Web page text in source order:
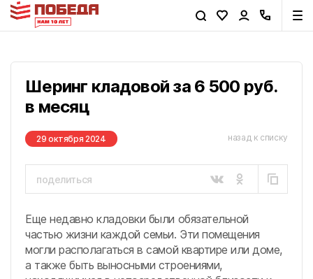
вечером
завтра
Шеринг кладовой за 6 500 руб.
в месяц
назад к списку
29 октября 2024
поделиться
Еще недавно кладовки были обязательной
частью жизни каждой семьи. Эти помещения
могли располагаться в самой квартире или доме,
а также быть выносными строениями,